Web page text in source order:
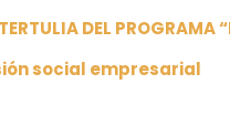
DEL PROGRAMA
social empresarial